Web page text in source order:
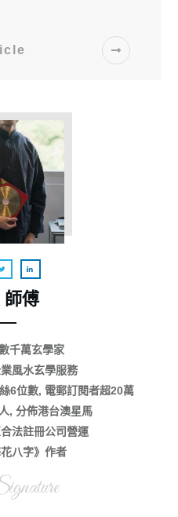
師傅
千萬玄學家
風水玄學服務
6位數, 電郵訂閱者超20萬
, 分佈港台澳星馬
法註冊公司營運
八字》作者